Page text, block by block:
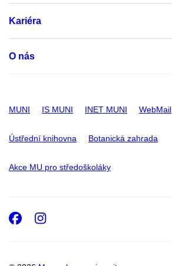
Kariéra
O nás
MUNI IS MUNI INET MUNI WebMail
Ústřední knihovna Botanická zahrada
Akce MU pro středoškoláky
Facebook
Instagram